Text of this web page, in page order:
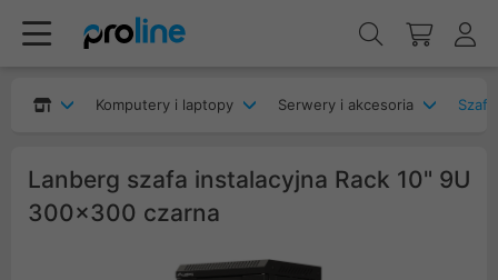
Komputery i laptopy Serwery i akcesoria
Lanberg szafa instalacyjna Rack 10" 9U
300x300 czarna